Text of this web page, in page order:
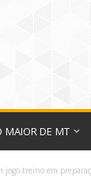
MAIOR DE MT
treino em